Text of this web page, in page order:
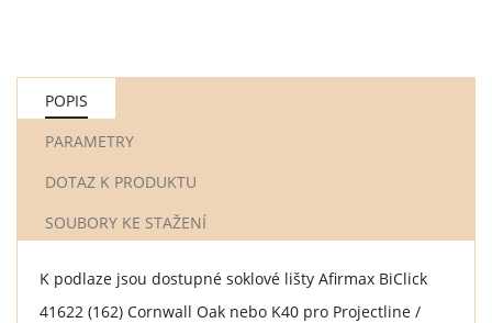
POPIS
PARAMETRY
DOTAZ K PRODUKTU
SOUBORY KE STAŽENÍ
K podlaze jsou dostupné soklové lišty Afirmax BiClick
41622 (162) Cornwall Oak nebo K40 pro Projectline /